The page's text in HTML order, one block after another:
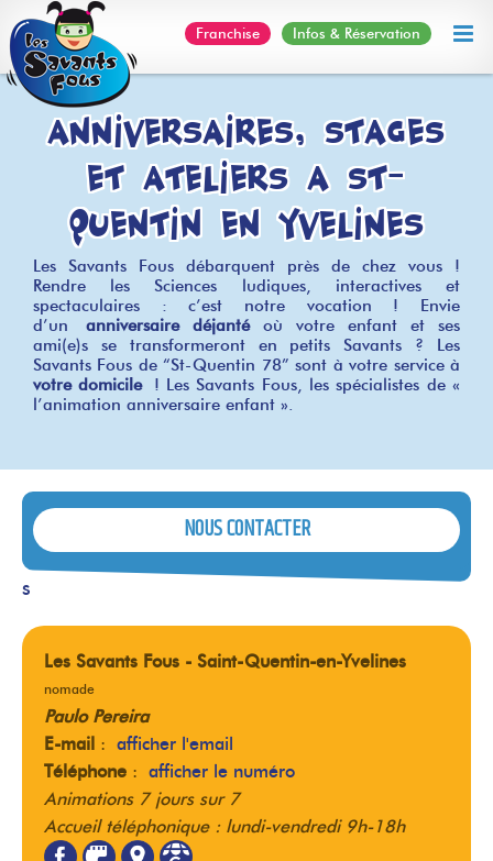
Skip
to
content
Infos & Réservation
Franchise
Anniversaires, stages
et ateliers à St-
Quentin en Yvelines
Les Savants Fous débarquent près de chez vous !
Rendre les Sciences ludiques, interactives et
spectaculaires : c’est notre vocation ! Envie
d’un anniversaire déjantéoù votre enfant et ses
ami(e)s se transformeront en petits Savants ? Les
Savants Fous de “St-Quentin 78” sont à votre service à
votre domicile! Les Savants Fous, les spécialistes de «
l’animation anniversaire enfant ».
NOUS CONTACTER
s
Les Savants Fous - Saint-Quentin-en-Yvelines
nomade
Paulo Pereira
E-mail : afficher l'email
Téléphone : afficher le numéro
Animations 7 jours sur 7
Accueil téléphonique : lundi-vendredi 9h-18h